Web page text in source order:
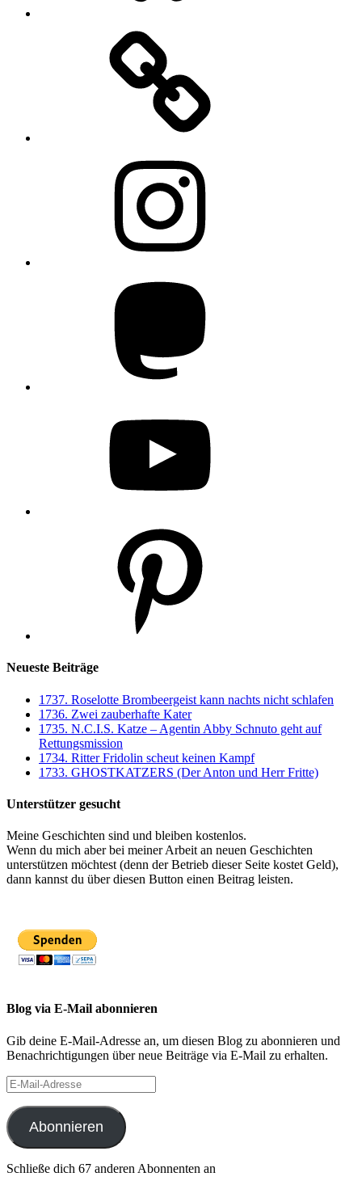
Neueste Beiträge
1737. Roselotte Brombeergeist kann nachts nicht schlafen
1736. Zwei zauberhafte Kater
1735. N.C.I.S. Katze – Agentin Abby Schnuto geht auf
Rettungsmission
1734. Ritter Fridolin scheut keinen Kampf
1733. GHOSTKATZERS (Der Anton und Herr Fritte)
Unterstützer gesucht
Meine Geschichten sind und bleiben kostenlos.
Wenn du mich aber bei meiner Arbeit an neuen Geschichten
unterstützen möchtest (denn der Betrieb dieser Seite kostet Geld),
dann kannst du über diesen Button einen Beitrag leisten.
Blog via E-Mail abonnieren
Gib deine E-Mail-Adresse an, um diesen Blog zu abonnieren und
Benachrichtigungen über neue Beiträge via E-Mail zu erhalten.
E-
Mail-
Adresse
Abonnieren
Schließe dich 67 anderen Abonnenten an